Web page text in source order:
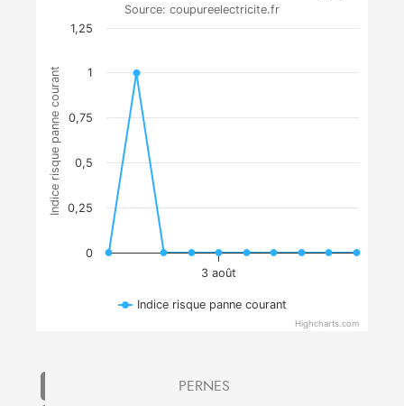
Indice risque panne courant
Source: coupureelectricite.fr
3 août
0
0,25
0,5
0,75
1
1,25
Indice risque panne courant
Highcharts.com
PERNES